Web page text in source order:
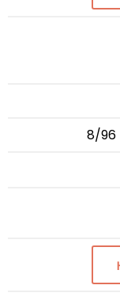
8/96